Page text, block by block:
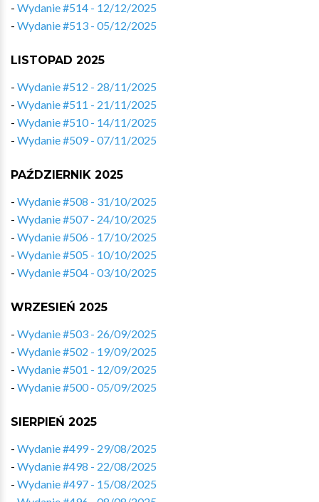
- Wydanie #514 - 12/12/2025
- Wydanie #513 - 05/12/2025
LISTOPAD 2025
- Wydanie #512 - 28/11/2025
- Wydanie #511 - 21/11/2025
- Wydanie #510 - 14/11/2025
- Wydanie #509 - 07/11/2025
PAŹDZIERNIK 2025
- Wydanie #508 - 31/10/2025
- Wydanie #507 - 24/10/2025
- Wydanie #506 - 17/10/2025
- Wydanie #505 - 10/10/2025
- Wydanie #504 - 03/10/2025
WRZESIEŃ 2025
- Wydanie #503 - 26/09/2025
- Wydanie #502 - 19/09/2025
- Wydanie #501 - 12/09/2025
- Wydanie #500 - 05/09/2025
SIERPIEŃ 2025
- Wydanie #499 - 29/08/2025
- Wydanie #498 - 22/08/2025
- Wydanie #497 - 15/08/2025